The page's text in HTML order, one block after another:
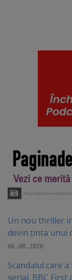
Un nou thriller
devin ținta unui
06.08.2026
Scandalul care
serial. BBC